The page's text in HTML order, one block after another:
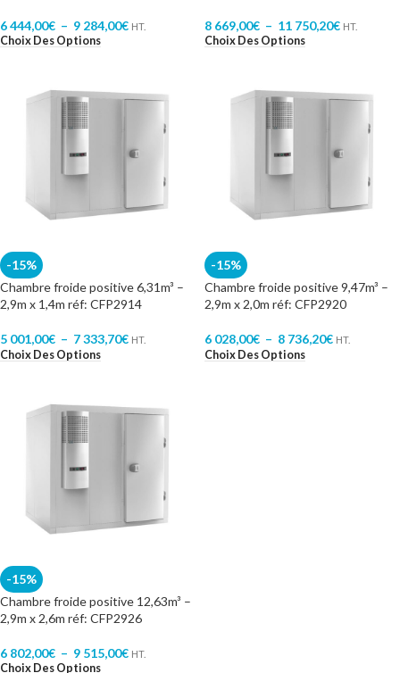
6 444,00€ – 9 284,00€ HT.
Choix Des Options
8 669,00€ – 11 750,20€ HT.
Choix Des Options
-15%
Chambre froide positive 6,31m³ –
2,9m x 1,4m réf: CFP2914
5 001,00€ – 7 333,70€ HT.
Choix Des Options
-15%
Chambre froide positive 9,47m³ –
2,9m x 2,0m réf: CFP2920
6 028,00€ – 8 736,20€ HT.
Choix Des Options
-15%
Chambre froide positive 12,63m³ –
2,9m x 2,6m réf: CFP2926
6 802,00€ – 9 515,00€ HT.
Choix Des Options